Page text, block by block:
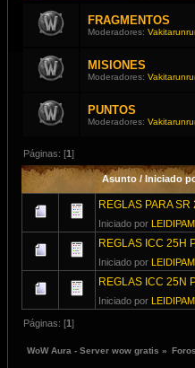
FRAGMENTOS
Moderadores:
MISIONES
Moderadores:
PUNTOS
Moderadores:
Páginas: [1]
Asunto/ Iniciado
REGLAS PARA
Iniciado por LEIDIPAM
REGLAS ICC
Iniciado por LEIDIPAM
REGLAS ICC
Iniciado por LEIDIPAM
Páginas: [1]
WoW Aura - Server wow gratis »